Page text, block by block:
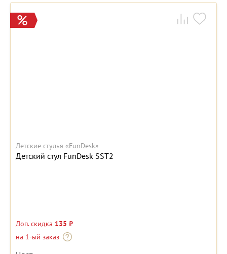
Детские стулья «FunDesk»
Детский стул FunDesk SST2
Доп. скидка 135 ₽
на 1-ый заказ